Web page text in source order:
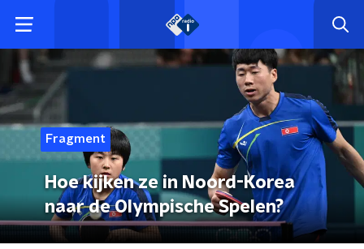
Fragment
Hoe kijken ze in Noord-Korea
naar de Olympische Spelen?